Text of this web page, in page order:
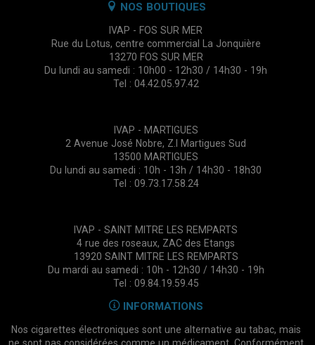
NOS BOUTIQUES
IVAP - FOS SUR MER
Rue du Lotus, centre commercial La Jonquière
13270 FOS SUR MER
Du lundi au samedi : 10h00 - 12h30 / 14h30 - 19h
Tel : 04.42.05.97.42
IVAP - MARTIGUES
2 Avenue José Nobre, Z.I Martigues Sud
13500 MARTIGUES
Du lundi au samedi : 10h - 13h / 14h30 - 18h30
Tel : 09.73.17.58.24
IVAP - SAINT MITRE LES REMPARTS
4 rue des roseaux, ZAC des Etangs
13920 SAINT MITRE LES REMPARTS
Du mardi au samedi : 10h - 12h30 / 14h30 - 19h
Tel : 09.84.19.59.45
INFORMATIONS
Nos cigarettes électroniques sont une alternative au tabac, mais